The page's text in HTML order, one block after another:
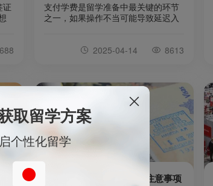
证
支付学费是留学准备中最关键的环节
之一，如果操作不当可能导致延迟入
认学校官方账户信息✅必须通过学校
费优惠"等中介服务（曾有学生被骗数
十万日元）��例：早稻田EDU等名
校会在官网明确标注"唯一官方收款账
户"2.关注汇款截止日期日本学校通常
规定严格缴费期限（逾期可能取消
2025-04-14 8613
日本留学签证办理技巧及注意事项
取留学方案
个性化留学